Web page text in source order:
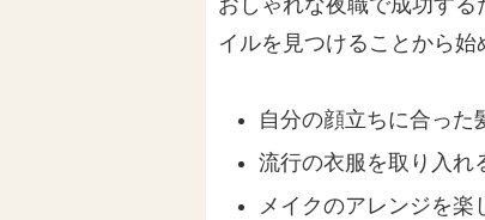
おしゃれな夜職で成功す
イルを見つけることから始
自分の顔立ちに合った
流行の衣服を取り入れ
メイクのアレンジを楽